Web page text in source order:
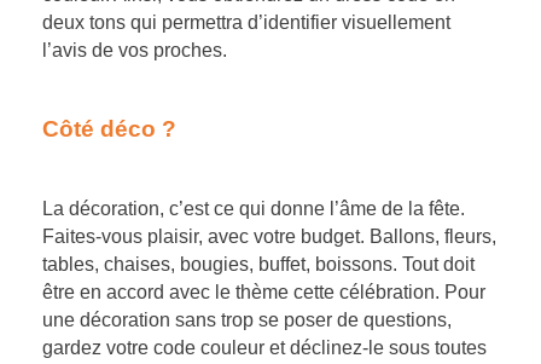
deux tons qui permettra d’identifier visuellement
l’avis de vos proches.
Côté déco ?
La décoration, c’est ce qui donne l’âme de la fête.
Faites-vous plaisir, avec votre budget. Ballons, fleurs,
tables, chaises, bougies, buffet, boissons. Tout doit
être en accord avec le thème cette célébration. Pour
une décoration sans trop se poser de questions,
gardez votre code couleur et déclinez-le sous toutes